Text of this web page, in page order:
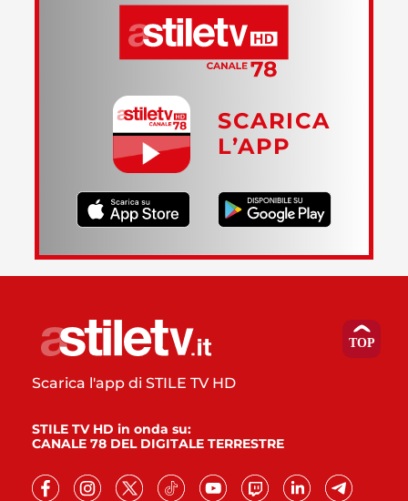
SCARICA
L’APP
Scarica l'app di STILE TV HD
STILE TV HD in onda su:
CANALE 78 DEL DIGITALE TERRESTRE